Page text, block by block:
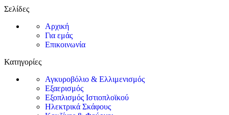
Σελίδες
Αρχική
Για εμάς
Επικοινωνία
Κατηγορίες
Αγκυροβόλιο & Ελλιμενισμός
Εξαερισμός
Εξοπλισμός Ιστιοπλοϊκού
Ηλεκτρικά Σκάφους